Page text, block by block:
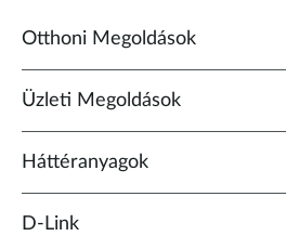
Otthoni Megoldások
Üzleti Megoldások
Háttéranyagok
D‑Link